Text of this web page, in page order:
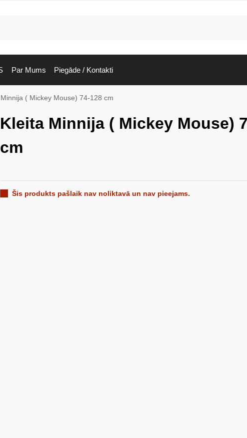
Par Mums Piegāde / Kontakti
Minnija ( Mickey Mouse) 74-128 cm
Kleita Minnija ( Mickey Mouse)
cm
Šis produkts pašlaik nav noliktavā un nav pieejams.